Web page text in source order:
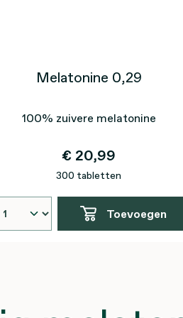
Melatonine 0,29
100% zuivere melatonine
€ 20,99
300 tabletten
Toevoegen